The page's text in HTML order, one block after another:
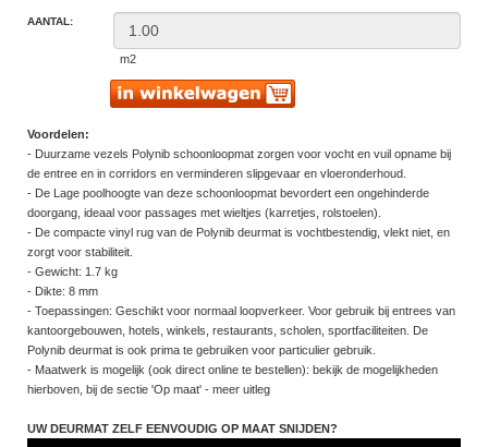
AANTAL:
m2
Voordelen:
- Duurzame vezels Polynib schoonloopmat zorgen voor vocht en vuil opname bij
de entree en in corridors en verminderen slipgevaar en vloeronderhoud.
- De Lage poolhoogte van deze schoonloopmat bevordert een ongehinderde
doorgang, ideaal voor passages met wieltjes (karretjes, rolstoelen).
- De compacte vinyl rug van de Polynib deurmat is vochtbestendig, vlekt niet, en
zorgt voor stabiliteit.
- Gewicht: 1.7 kg
- Dikte: 8 mm
- Toepassingen: Geschikt voor normaal loopverkeer. Voor gebruik bij entrees van
kantoorgebouwen, hotels, winkels, restaurants, scholen, sportfaciliteiten. De
Polynib deurmat is ook prima te gebruiken voor particulier gebruik.
- Maatwerk is mogelijk (ook direct online te bestellen): bekijk de mogelijkheden
hierboven, bij de sectie 'Op maat' - meer uitleg
UW DEURMAT ZELF EENVOUDIG OP MAAT SNIJDEN?